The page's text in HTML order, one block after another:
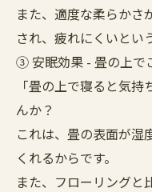
また、適度な柔らかさ
され、疲れにくいとい
③ 安眠効果 - 畳の上で
「畳の上で寝ると気
んか？
これは、畳の表面が湿
くれるからです。
また、フローリングと